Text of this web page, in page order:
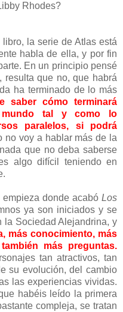
Rhodes?
la serie de Atlas está
habla de ella, y por fin
En un principio pensé
resulta que no, que habrá
ha terminado de lo más
saber cómo terminará
tal y como lo
paralelos, si podrá
no voy a hablar más de la
que no deba saberse
algo difícil teniendo en
empieza donde acabóLos
ya son iniciados y se
la Sociedad Alejandrina, y
más conocimiento, más
más preguntas.
tan atractivos, tan
su evolución, del cambio
las experiencias vividas.
habéis leído la primera
compleja, se tratan